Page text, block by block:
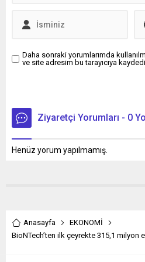
Daha sonraki yorumlarımda
ve site adresim bu tarayıcıya
Ziyaretçi Yorumları - 0
Henüz yorum yapılmamış.
Anasayfa
EKONOMİ
BioNTech’ten ilk çeyrekte 315,1 milyon